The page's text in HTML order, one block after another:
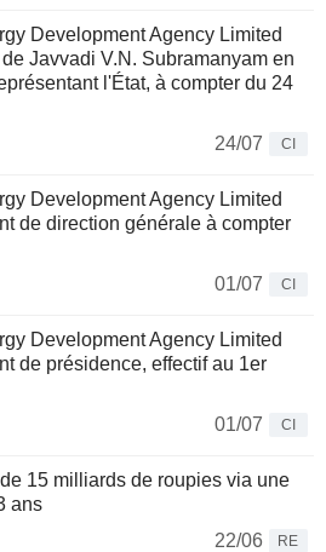
Development Agency Limited
Javvadi V.N. Subramanyam en
l'État, à compter du 24
24/07
CI
Development Agency Limited
de direction générale à compter
01/07
CI
Development Agency Limited
de présidence, effectif au 1er
01/07
CI
15 milliards de roupies via une
ans
22/06
RE